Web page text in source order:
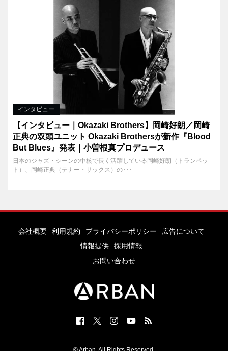
インタビュー
【インタビュー｜Okazaki Brothers】岡崎好朗／岡崎
正典の双頭ユニット Okazaki Brothersが新作『Blood
But Blues』発表｜小曽根真プロデュース
日本のジャズ・シーンの中核で長く活躍している岡崎好朗（トランペッ
ト）、岡崎正典（テナー・サックス）の･･･
会社概要 利用規約 プライバシーポリシー
広告について
情報提供
採用情報
お問い合わせ